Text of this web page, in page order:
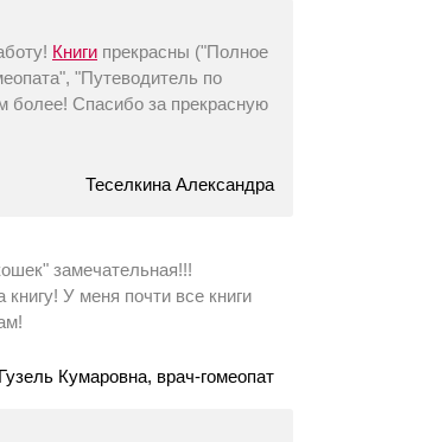
Книги прекрасны ("Полное
"Путеводитель по
более! Спасибо за прекрасную
Теселкина Александра
замечательная!!!
У меня почти все книги
Гузель Кумаровна, врач-гомеопат